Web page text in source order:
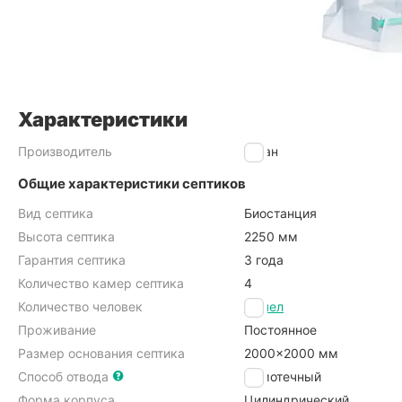
Характеристики
Производитель Титан
Общие характеристики септиков
Вид септика
Биостанция
Высота септика
2250 мм
Гарантия септика
3 года
Количество камер септика
4
Количество человек
10 чел
Проживание
Постоянное
Размер основания септика
2000x2000 мм
Способ отвода
Самотечный